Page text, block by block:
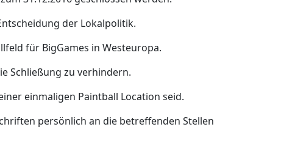
der Lokalpolitik.
für BigGames in Westeuropa.
Schließung zu verhindern.
einmaligen Paintball Location seid.
persönlich an die betreffenden Stellen